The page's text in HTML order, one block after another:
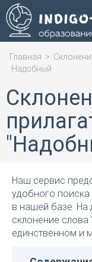
Главная >
Надобный
Наш сервис
удобного
в нашей базе. На
склонение
единственном и